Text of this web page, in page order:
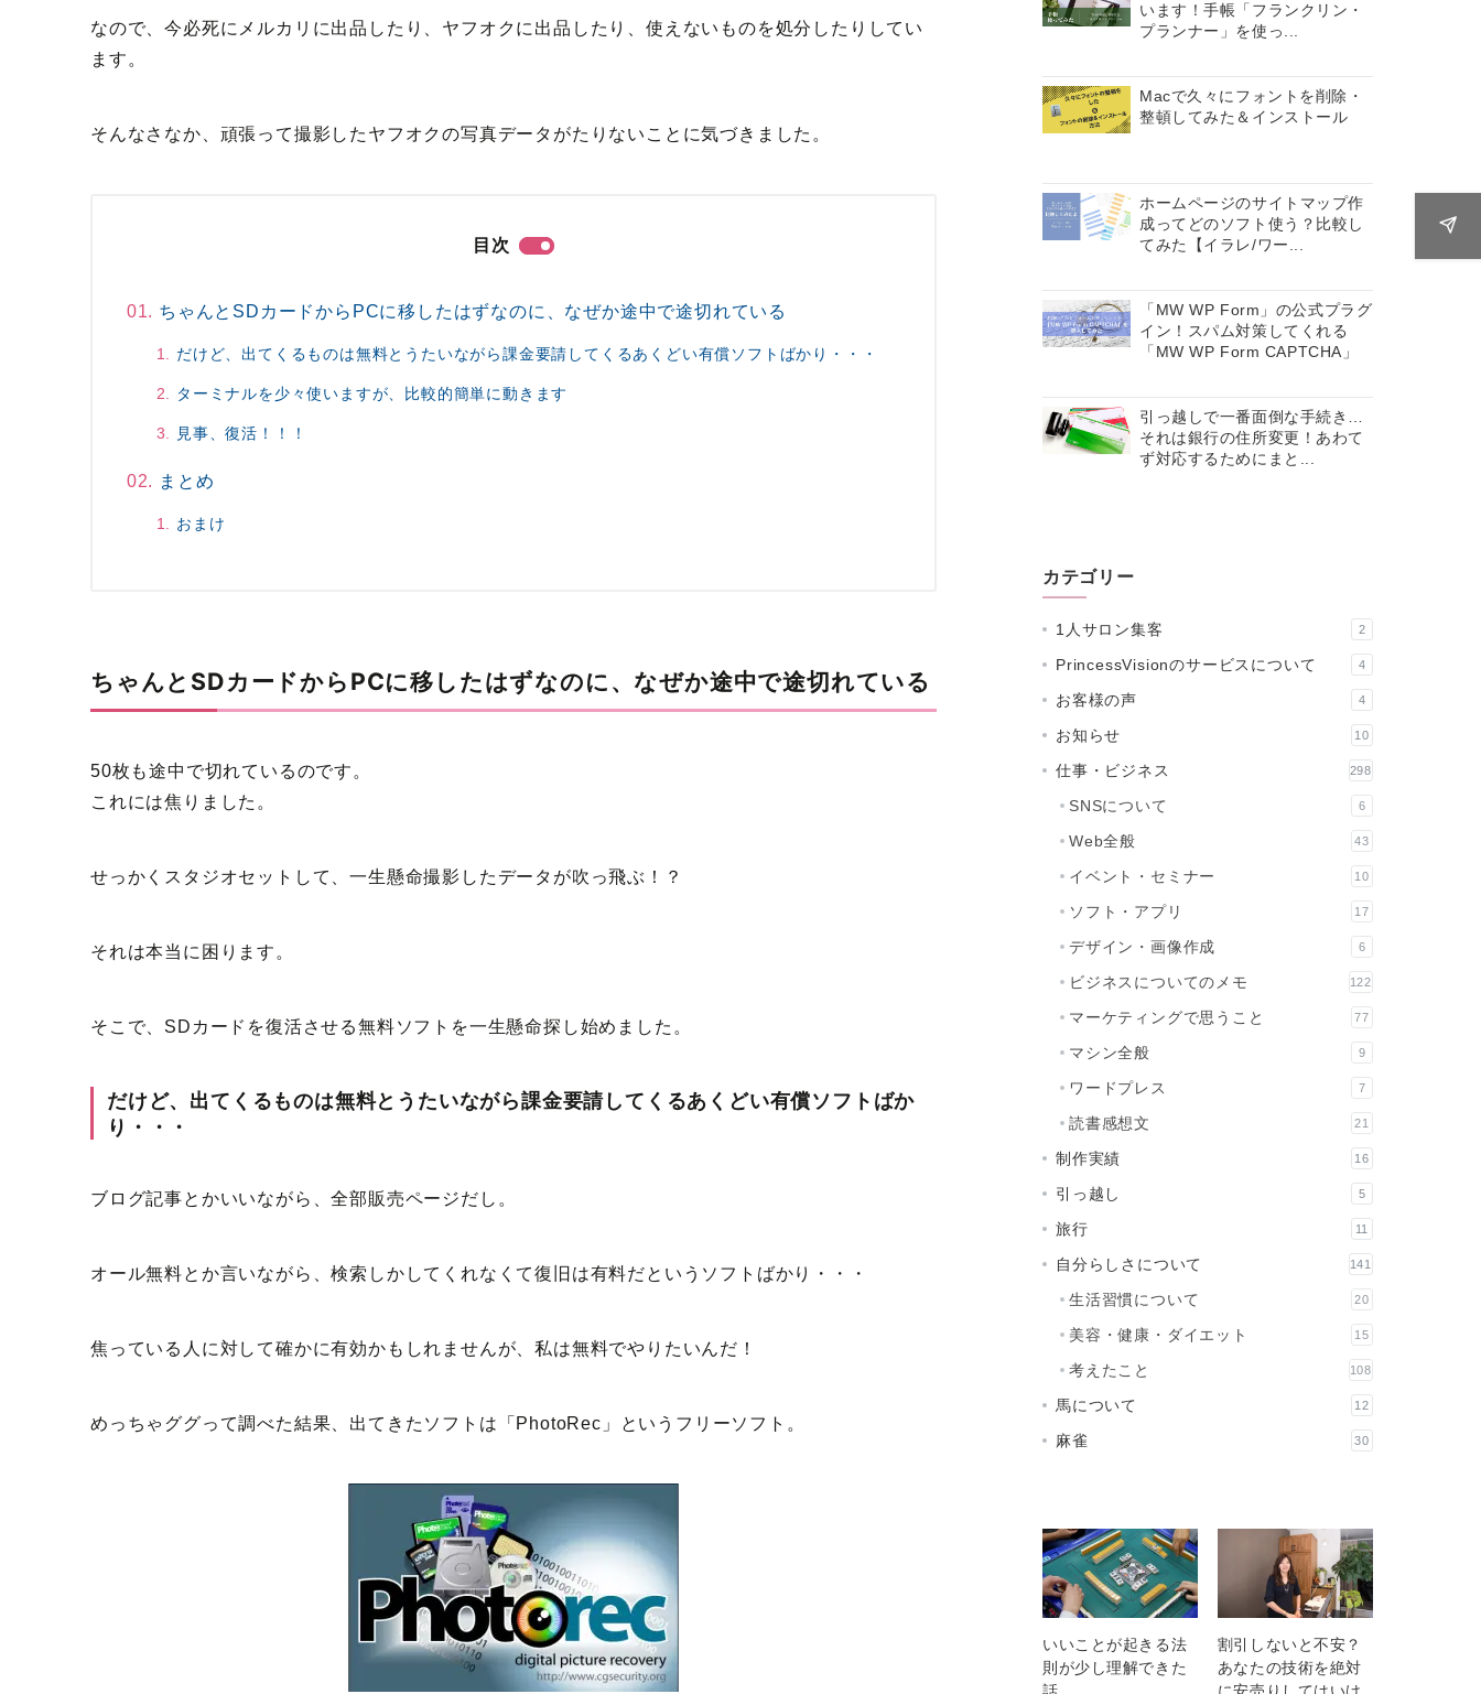
なので、今必死にメルカリに出品したり、ヤフオクに出品したり、使えないものを処分したりしてい
ます。
そんなさなか、頑張って撮影したヤフオクの写真データがたりないことに気づきました。
目次
ちゃんとSDカードからPCに移したはずなのに、なぜか途中で途切れている
だけど、出てくるものは無料とうたいながら課金要請してくるあくどい有償ソフトばかり・・・
ターミナルを少々使いますが、比較的簡単に動きます
見事、復活！！！
まとめ
おまけ
ちゃんとSDカードからPCに移したはずなのに、なぜか途中で途切れている
50枚も途中で切れているのです。
これには焦りました。
せっかくスタジオセットして、一生懸命撮影したデータが吹っ飛ぶ！？
それは本当に困ります。
そこで、SDカードを復活させる無料ソフトを一生懸命探し始めました。
だけど、出てくるものは無料とうたいながら課金要請してくるあくどい有償ソフトばか
り・・・
ブログ記事とかいいながら、全部販売ページだし。
オール無料とか言いながら、検索しかしてくれなくて復旧は有料だというソフトばかり・・・
焦っている人に対して確かに有効かもしれませんが、私は無料でやりたいんだ！
めっちゃググって調べた結果、出てきたソフトは「PhotoRec」というフリーソフト。
います！手帳「フランクリン・
プランナー」を使っ...
Macで久々にフォントを削除・
整頓してみた＆インストール
ホームページのサイトマップ作
成ってどのソフト使う？比較し
てみた【イラレ/ワー...
「MW WP Form」の公式プラグ
イン！スパム対策してくれる
「MW WP Form CAPTCHA」
引っ越しで一番面倒な手続き…
それは銀行の住所変更！あわて
ず対応するためにまと...
カテゴリー
1人サロン集客 2
PrincessVisionのサービスについて 4
お客様の声 4
お知らせ 10
仕事・ビジネス 298
SNSについて 6
Web全般 43
イベント・セミナー 10
ソフト・アプリ 17
デザイン・画像作成 6
ビジネスについてのメモ 122
マーケティングで思うこと 77
マシン全般 9
ワードプレス 7
読書感想文 21
制作実績 16
引っ越し 5
旅行 11
自分らしさについて 141
生活習慣について 20
美容・健康・ダイエット 15
考えたこと 108
馬について 12
麻雀 30
いいことが起きる法
則が少し理解できた
割引しないと不安？
あなたの技術を絶対